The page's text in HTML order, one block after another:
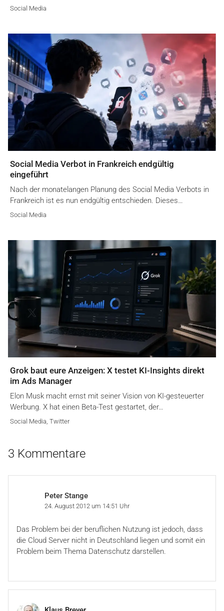
Social Media
Social Media Verbot in Frankreich endgültig
eingeführt
Nach der monatelangen Planung des Social Media Verbots in
Frankreich ist es nun endgültig entschieden. Dieses…
Social Media
Grok baut eure Anzeigen: X testet KI-Insights direkt
im Ads Manager
Elon Musk macht ernst mit seiner Vision von KI-gesteuerter
Werbung. X hat einen Beta-Test gestartet, der…
Social Media Twitter
3 Kommentare
Peter Stange
24. August 2012 um 14:51 Uhr
Das Problem bei der beruflichen Nutzung ist jedoch, dass
die Cloud Server nicht in Deutschland liegen und somit ein
Problem beim Thema Datenschutz darstellen.